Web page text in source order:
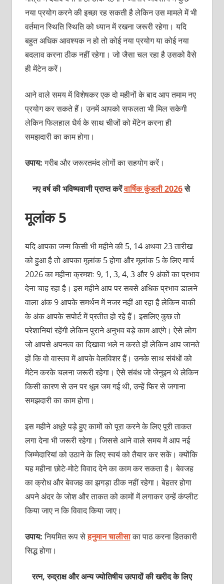
नया प्रयोग करने की इच्छा रह सकती है लेकिन उस मामले में भी
वर्तमान स्थिति स्थिति को ध्यान में रखना जरूरी रहेगा। यदि
बहुत अधिक आवश्यक न हो तो कोई नया प्रयोग या कोई नया
बदलाव करना ठीक नहीं रहेगा। जो जैसा चल रहा है उसको वैसे
ही मेंटेन करें।
आने वाले समय में विशेषकर एक दो महीनों के बाद आप तमाम नए
प्रयोग कर सकते हैं। उनमें आपको सफलता भी मिल सकेगी
लेकिन फिलहाल धैर्य के साथ चीजों को मेंटेन करना ही
समझदारी का काम होगा।
उपाय:गरीब और जरूरतमंद लोगों का सहयोग करें।
नए वर्ष की भविष्यवाणी प्राप्त करेंवार्षिक कुंडली 2026से
मूलांक 5
यदि आपका जन्म किसी भी महीने की 5, 14 अथवा 23 तारीख
को हुआ है तो आपका मूलांक 5 होगा और मूलांक 5 के लिए मार्च
2026 का महीना क्रमशः 9, 1, 3, 4, 3 और 9 अंकों का प्रभाव
देना चाह रहा है। इस महीने आप पर सबसे अधिक प्रभाव डालने
वाला अंक 9 आपके समर्थन में नजर नहीं आ रहा है लेकिन बाकी
के अंक आपके सपोर्ट में प्रतीत हो रहे हैं। इसलिए कुछ तो
परेशानियां रहेंगी लेकिन पुराने अनुभव बड़े काम आएंगे। ऐसे लोग
जो आपसे अपनत्‍व का दिखावा भले न करते हों लेकिन आप जानते
हों कि वो वास्तव में आपके वेलविशर हैं। उनके साथ संबंधों को
मेंटेन करके चलना जरूरी रहेगा। ऐसे संबंध जो जेनुइन थे लेकिन
किसी कारण से उन पर धूल जम गई थी, उन्हें फिर से जगाना
समझदारी का काम होगा।
इस महीने अधूरे पड़े हुए कामों को पूरा करने के लिए पूरी ताकत
लगा देना भी जरूरी रहेगा। जिससे आने वाले समय में आप नई
जिम्मेदारियां को उठाने के लिए स्वयं को तैयार कर सकें। क्योंकि
यह महीना छोटे-मोटे विवाद देने का काम कर सकता है। बेवजह
का क्रोध और बेवजह का झगड़ा ठीक नहीं रहेगा। बेहतर होगा
अपने अंदर के जोश और ताकत को कामों में लगाकर उन्हें कंप्लीट
किया जाए न कि विवाद किया जाए।
उपाय:नियमित रूप सेहनुमान चालीसाका पाठ करना हितकारी
सिद्ध होगा।
रत्न, रुद्राक्ष और अन्य ज्योतिषीय उत्पादों की खरीद के लिए